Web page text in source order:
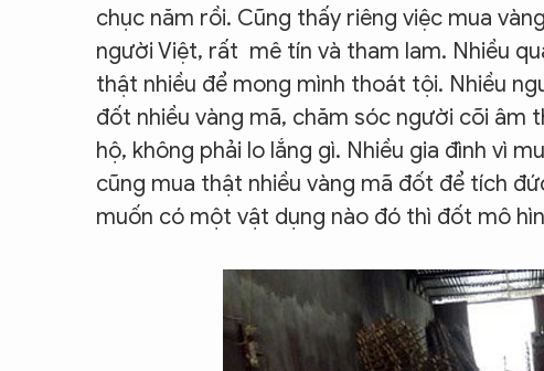
chục năm rồi. Cũng thấy riêng việc mua
người Việt, rất mê tín và tham lam. Nhiều
thật nhiều để mong mình thoát tội. Nhiều
đốt nhiều vàng mã, chăm sóc người cõi
hộ, không phải lo lắng gì. Nhiều gia đình vì
cũng mua thật nhiều vàng mã đốt để tích
muốn có một vật dụng nào đó thì đốt mô